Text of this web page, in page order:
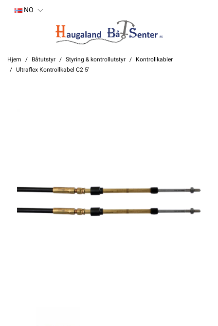
NO
Hjem Båtutstyr Styring & kontrollutstyr
Kontrollkabler
Ultraflex Kontrollkabel C2 5'